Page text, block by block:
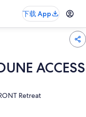
下载 App
ACCESS
Retreat